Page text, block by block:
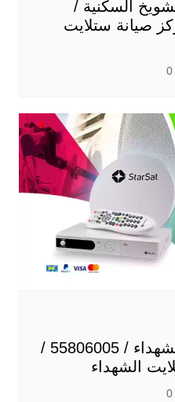
السكنية /
مركز صيانة ستلايت
0
مركز صيانة ستلايت الشهداء / 55806005 /
الشهداء
0